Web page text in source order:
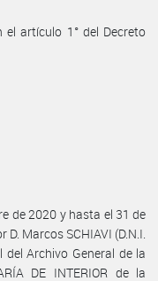
artículo 1° del Decreto
de 2020 y hasta el 31 de
Marcos SCHIAVI (D.N.I.
del Archivo General de la
DE INTERIOR de la